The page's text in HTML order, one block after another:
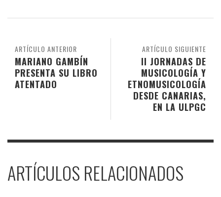
ARTÍCULO SIGUIENTE
II JORNADAS DE
MUSICOLOGÍA Y
ETNOMUSICOLOGÍA
DESDE CANARIAS,
EN LA ULPGC
ARTÍCULO ANTERIOR
MARIANO GAMBÍN
PRESENTA SU LIBRO
ATENTADO
ARTÍCULOS RELACIONADOS